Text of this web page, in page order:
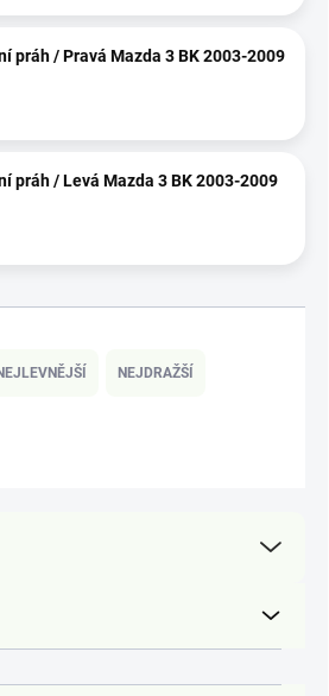
práh / Pravá Mazda 3 BK 2003-2009
práh / Levá Mazda 3 BK 2003-2009
NEJDRAŽŠÍ